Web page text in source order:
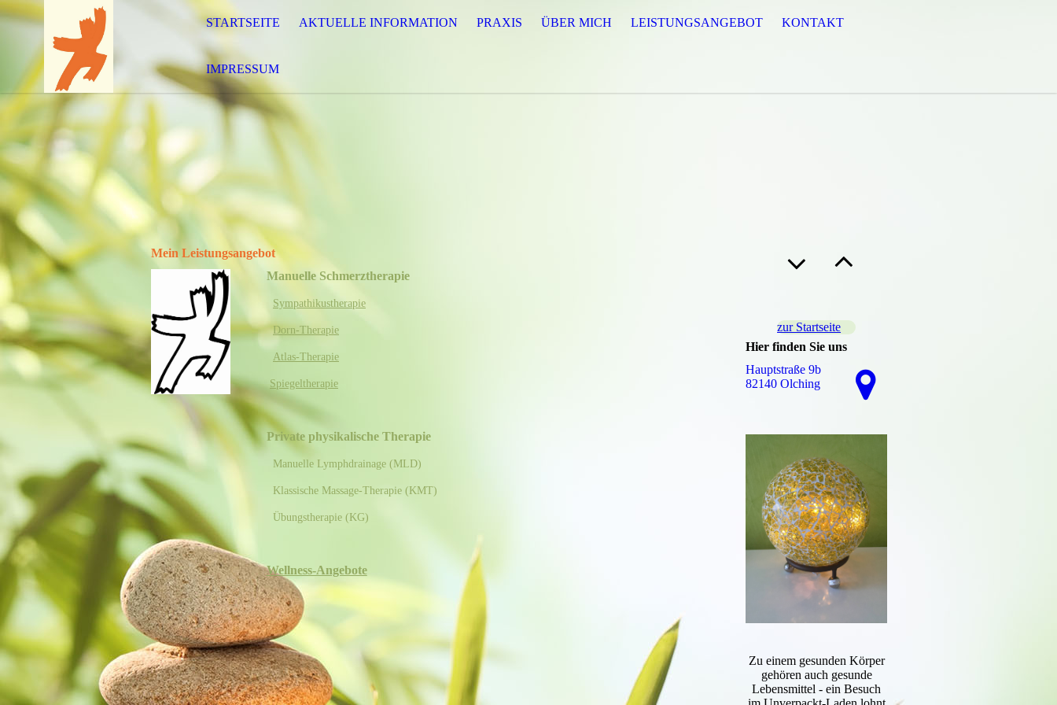
STARTSEITE AKTUELLE INFORMATION PRAXIS ÜBER MICH LEISTUNGSANGEBOT KONTAKT
IMPRESSUM
Mein Leistungsangebot
Manuelle Schmerztherapie
Sympathikustherapie
Dorn-Therapie
Atlas-Therapie
Spiegeltherapie
Private physikalische Therapie
Manuelle Lymphdrainage (MLD)
Klassische Massage-Therapie (KMT)
Übungstherapie (KG)
Wellness-Angebote
zur Startseite
Hier finden Sie uns
Hauptstraße 9b
82140 Olching
Zu einem gesunden Körper
gehören auch gesunde
Lebensmittel - ein Besuch